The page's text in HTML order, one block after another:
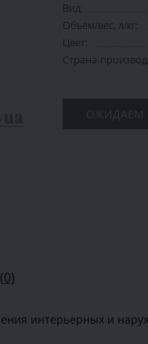
Вид:
Объем/вес, л/кг:
Цвет:
Страна-
ОЖИДАЕМ
интерьерных и